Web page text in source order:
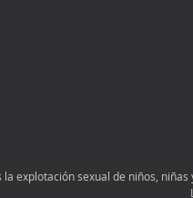
explotación sexual de niños,